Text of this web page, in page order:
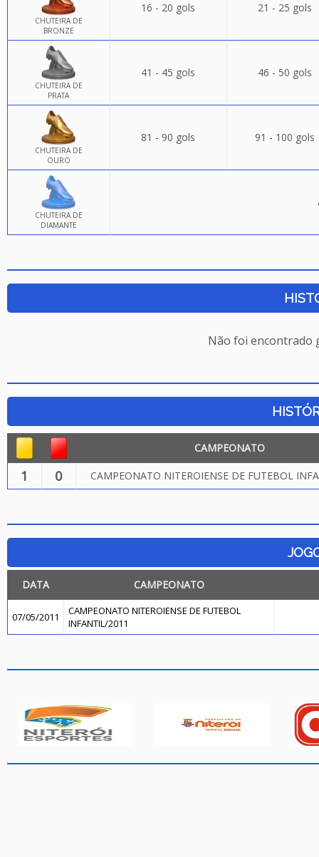
CHUTEIRA DE
BRONZE
16 - 20 gols 21 - 25 gols
CHUTEIRA DE
PRATA
41 - 45 gols 46 - 50 gols
CHUTEIRA DE
OURO
81 - 90 gols 91 - 100 gols
CHUTEIRA DE
DIAMANTE
Não foi encontrado
CAMPEONATO
1 0 CAMPEONATO NITEROIENSE DE FUTEBOL
DATA CAMPEONATO
07/05/2011
CAMPEONATO NITEROIENSE DE FUTEBOL
INFANTIL/2011